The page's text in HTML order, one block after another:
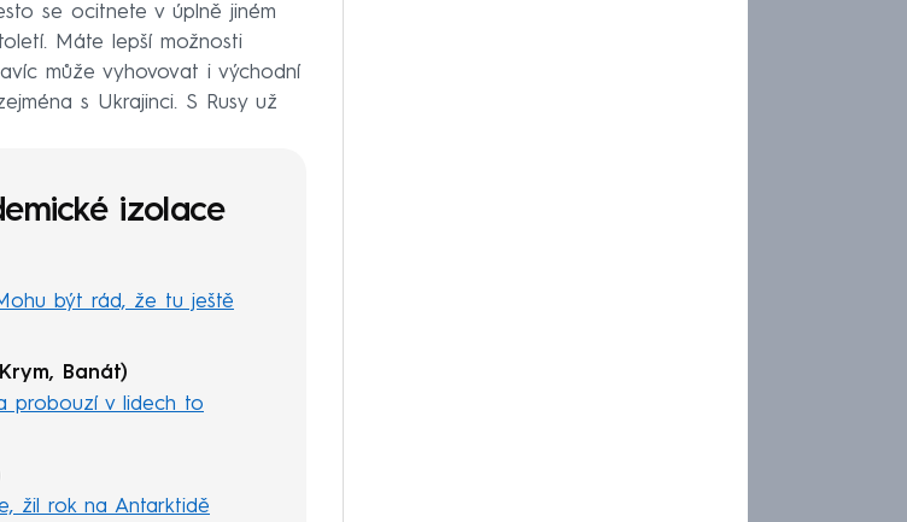
se ocitnete v úplně jiném
Máte lepší možnosti
může vyhovovat i východní
s Ukrajinci. S Rusy už
izolace
být rád, že tu ještě
Banát)
probouzí v lidech to
žil rok na Antarktidě